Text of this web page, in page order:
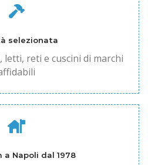
selezionata
letti, reti e cuscini di marchi
a Napoli dal 1978